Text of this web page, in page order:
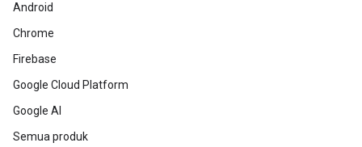
Android
Chrome
Firebase
Google Cloud Platform
Google AI
Semua produk